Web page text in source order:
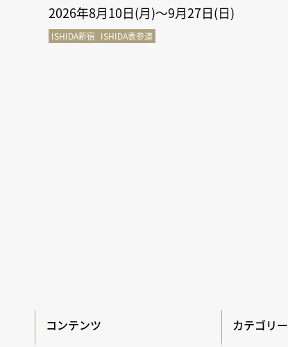
2026年8月10日(月)～9月27日(日)
ISHIDA新宿 ISHIDA表参道
コンテンツ カテゴリー